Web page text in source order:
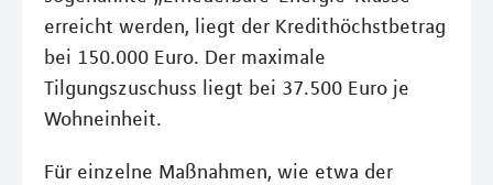
erreicht werden, liegt der Kredithöchstbetrag
bei 150.000 Euro. Der maximale
Tilgungszuschuss liegt bei 37.500 Euro je
Wohneinheit.
Für einzelne Maßnahmen, wie etwa der